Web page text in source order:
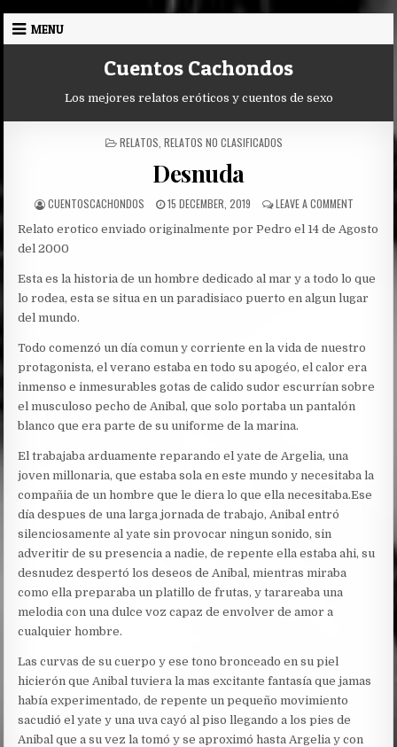
Skip
MENU
Cuentos Cachondos
Los mejores relatos eróticos y cuentos de sexo
POSTED
RELATOS RELATOS NO CLASIFICADOS
Desnuda
AUTHOR:
CUENTOSCACHONDOS
PUBLISHED
15 DECEMBER, 2019 LEAVE A COMMENT
Relato erotico enviado originalmente por Pedro el 14 de Agosto
del 2000
Esta es la historia de un hombre dedicado al mar y a todo lo que
lo rodea, esta se situa en un paradisiaco puerto en algun lugar
del mundo.
Todo comenzó un día comun y corriente en la vida de nuestro
protagonista, el verano estaba en todo su apogéo, el calor era
inmenso e inmesurables gotas de calido sudor escurrían sobre
el musculoso pecho de Anibal, que solo portaba un pantalón
blanco que era parte de su uniforme de la marina.
El trabajaba arduamente reparando el yate de Argelia, una
joven millonaria, que estaba sola en este mundo y necesitaba la
compañia de un hombre que le diera lo que ella necesitaba.Ese
día despues de una larga jornada de trabajo, Anibal entró
silenciosamente al yate sin provocar ningun sonido, sin
adveritir de su presencia a nadie, de repente ella estaba ahi, su
desnudez despertó los deseos de Anibal, mientras miraba
como ella preparaba un platillo de frutas, y tarareaba una
melodia con una dulce voz capaz de envolver de amor a
cualquier hombre.
Las curvas de su cuerpo y ese tono bronceado en su piel
hicierón que Anibal tuviera la mas excitante fantasía que jamas
había experimentado, de repente un pequeño movimiento
sacudió el yate y una uva cayó al piso llegando a los pies de
Anibal que a su vez la tomó y se aproximó hasta Argelia y con